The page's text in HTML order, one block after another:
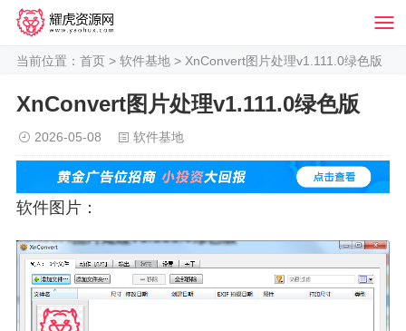
当前位置： 首页 > 软件基地 > XnConvert图片处理v1.111.0绿色版
XnConvert图片处理v1.111.0绿色版
2026-05-08 软件基地
软件图片：